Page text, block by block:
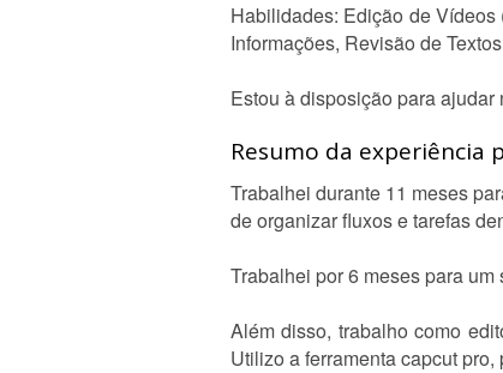
Habilidades: Edição de
Informações, Revisão de
Estou à disposição para ajudar
Resumo da experiência
Trabalhei durante 11 meses
de organizar fluxos e tarefas
Trabalhei por 6 meses para
Além disso, trabalho como
Utilizo a ferramenta capcut